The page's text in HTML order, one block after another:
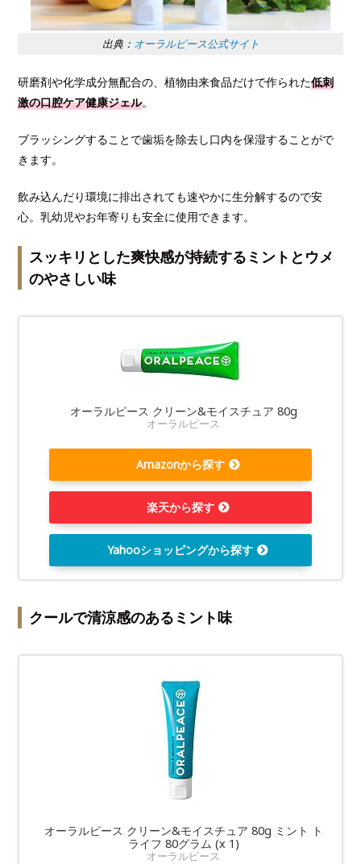
出典： オーラルピース公式サイト
研磨剤や化学成分無配合の、植物由来食品だけで作られた低刺
激の口腔ケア健康ジェル。
ブラッシングすることで歯垢を除去し口内を保湿することがで
きます。
飲み込んだり環境に排出されても速やかに生分解するので安
心。乳幼児やお年寄りも安全に使用できます。
スッキリとした爽快感が持続するミントとウメ
のやさしい味
オーラルピース クリーン&モイスチュア 80g
オーラルピース
Amazonから探す
楽天から探す
Yahooショッピングから探す
クールで清涼感のあるミント味
オーラルピース クリーン&モイスチュア 80g ミント ト
ライフ 80グラム (x 1)
オーラルピース